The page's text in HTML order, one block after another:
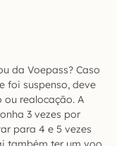
da Voepass? Caso
foi suspenso, deve
ou realocação. A
3 vezes por
para 4 e 5 vezes